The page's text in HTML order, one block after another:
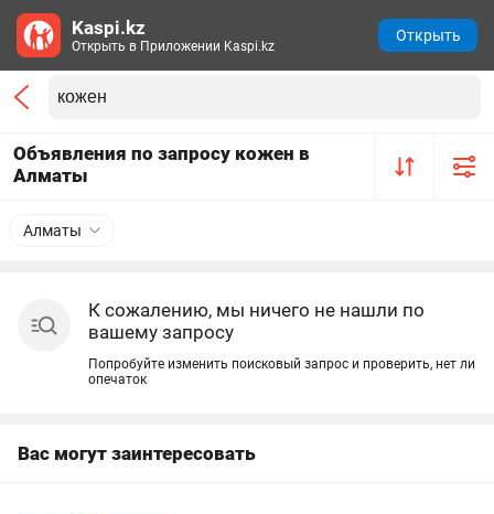
Объявления по запросу кожен в
Алматы
Алматы
К сожалению, мы ничего не нашли по
вашему запросу
Попробуйте изменить поисковый запрос и проверить, нет ли
опечаток
Вас могут заинтересовать
Kaspi.kz
Открыть в Приложении Kaspi.kz
Открыть